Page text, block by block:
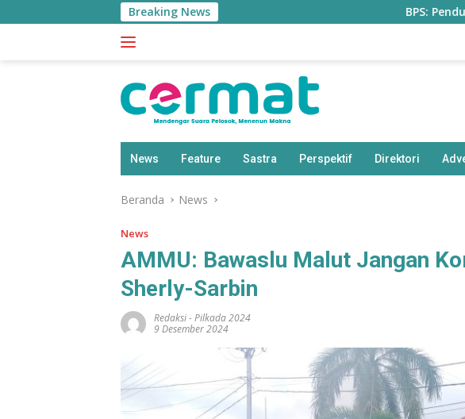
ke
Breaking News BPS: Penduduk
News Feature Sastra Perspektif Direktori
Beranda News
News
AMMU: Bawaslu Malut Jangan
Sherly-Sarbin
Redaksi-Pilkada 2024
9 Desember 2024